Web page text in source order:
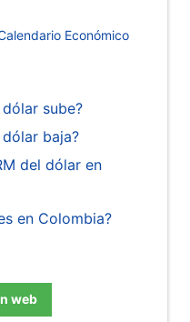
Económico
sube?
baja?
del dólar en
en Colombia?
web